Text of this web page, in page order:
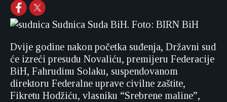
Sudnica Suda BiH. Foto: BIRN BiH
Dvije godine nakon početka suđenja, Državni sud
će izreći presudu Novaliću, premijeru Federacije
BiH, Fahrudinu Solaku, suspendovanom
direktoru Federalne uprave civilne zaštite,
Fikretu Hodžiću, vlasniku “Srebrene maline”,